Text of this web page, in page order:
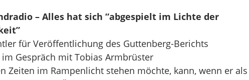
– Alles hat sich “abgespielt im Lichte der
für Veröffentlichung des Guttenberg-Berichts
im Gespräch mit Tobias Armbrüster
Zeiten im Rampenlicht stehen möchte, kann, wenn er als